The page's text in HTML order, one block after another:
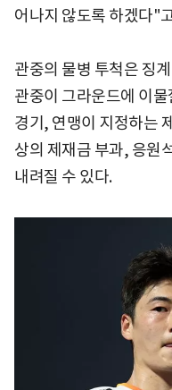
어나지 않도록 하겠다"
관중의 물병 투척은 징
관중이 그라운드에 이
경기, 연맹이 지정하는
상의 제재금 부과, 응원
내려질 수 있다.